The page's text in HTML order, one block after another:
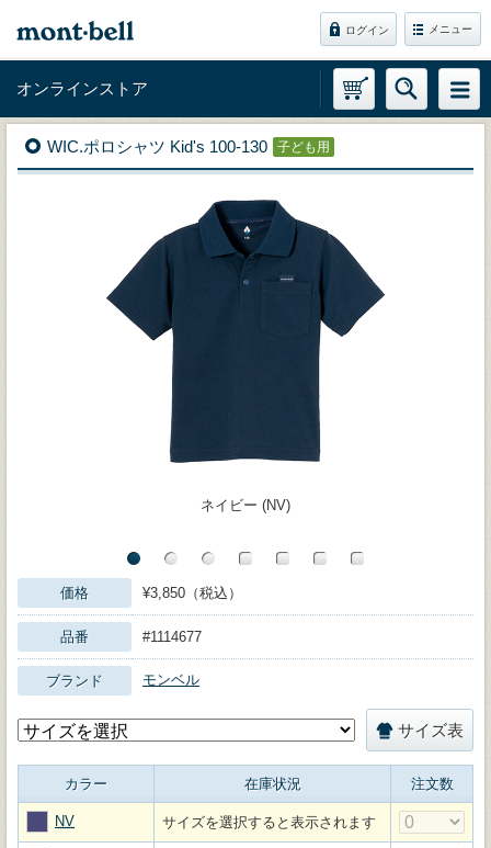
ログイン メニュー
オンラインストア
WIC.ポロシャツ Kid's 100-130 子ども用
ネイビー (NV)
価格 ¥3,850（税込）
品番 #1114677
ブランド モンベル
サイズ表
カラー 在庫状況 注文数
NV サイズを選択すると表示されます